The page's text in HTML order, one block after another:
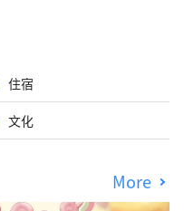
住宿
文化
More